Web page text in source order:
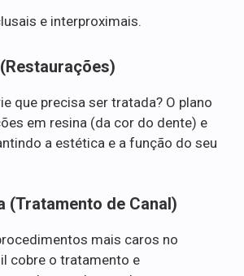
e interproximais.
que precisa ser tratada? O plano
em resina (da cor do dente) e
a estética e a função do seu
(Tratamento de Canal)
mais caros no
cobre o tratamento e